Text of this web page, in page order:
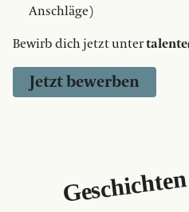
Anschläge)
Bewirb dich jetzt unter
Jetzt bewerben
Geschichten